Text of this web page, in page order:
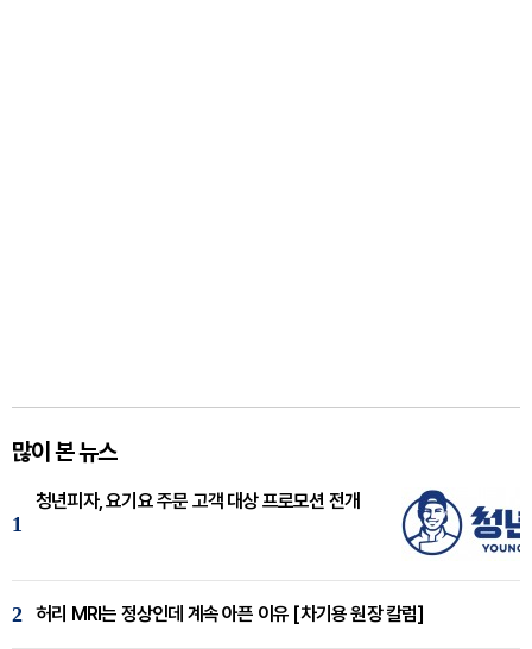
많이 본 뉴스
1
청년피자, 요기요 주문 고객 대상 프로모션 전개
2 허리 MRI는 정상인데 계속 아픈 이유 [차기용 원장 칼럼]